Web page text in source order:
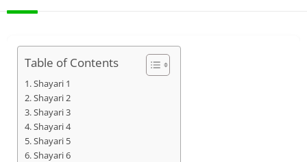
Table of Contents
Shayari 1
Shayari 2
Shayari 3
Shayari 4
Shayari 5
Shayari 6